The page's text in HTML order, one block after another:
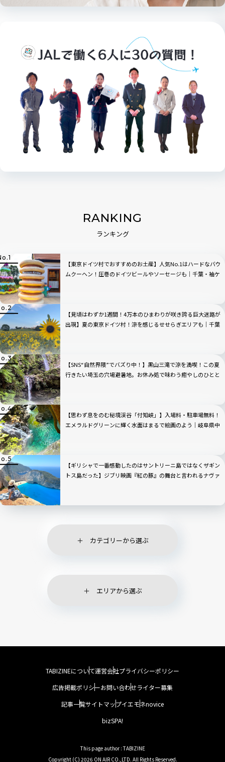
RANKING
ランキング
【東京ドイツ村でおすすめのお土産】人気No.1はハードなバウ
ムクーヘン！圧巻のドイツビールやソーセージも｜千葉・袖ケ
【見頃はわずか1週間！4万本のひまわりが咲き誇る巨大迷路が
出現】夏の東京ドイツ村！涼を感じるせせらぎエリアも｜千葉
【SNS“自然界隈”でバズり中！】黒山三滝で涼を満喫！この夏
行きたい埼玉の穴場避暑地。お休み処で味わう癒やしのひとと
【思わず息をのむ秘境渓谷「付知峡」】入場料・駐車場無料！
エメラルドグリーンに輝く水面はまるで絵画のよう｜岐阜県中
【ギリシャで一番感動したのはサントリーニ島ではなくザギン
トス島だった】ジブリ映画『紅の豚』の舞台と言われるナヴァ
カテゴリーから選ぶ
エリアから選ぶ
TABIZINEについて運営会社プライバシーポリシー
広告掲載ポリシーお問い合わせライター募集
記事一覧サイトマップイエモネnovice
bizSPA!
This page author : TABIZINE
Copyright (C) 2026 ON AIR CO.,LTD. All Rights Reserved.